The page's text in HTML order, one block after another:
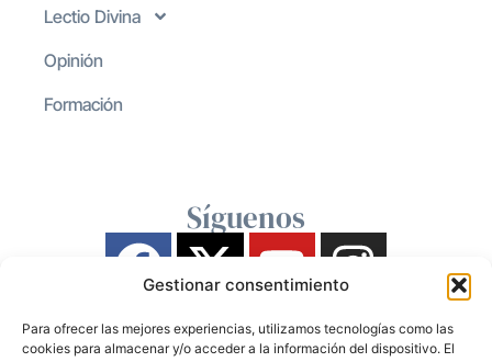
Gestionar consentimiento
Para ofrecer las mejores experiencias, utilizamos tecnologías como las
cookies para almacenar y/o acceder a la información del dispositivo. El
Lectio Divina
Opinión
Formación
Síguenos